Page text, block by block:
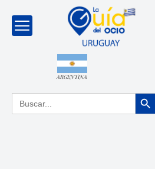
ARGENTINA
Buscar: